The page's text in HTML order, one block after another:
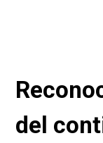
del